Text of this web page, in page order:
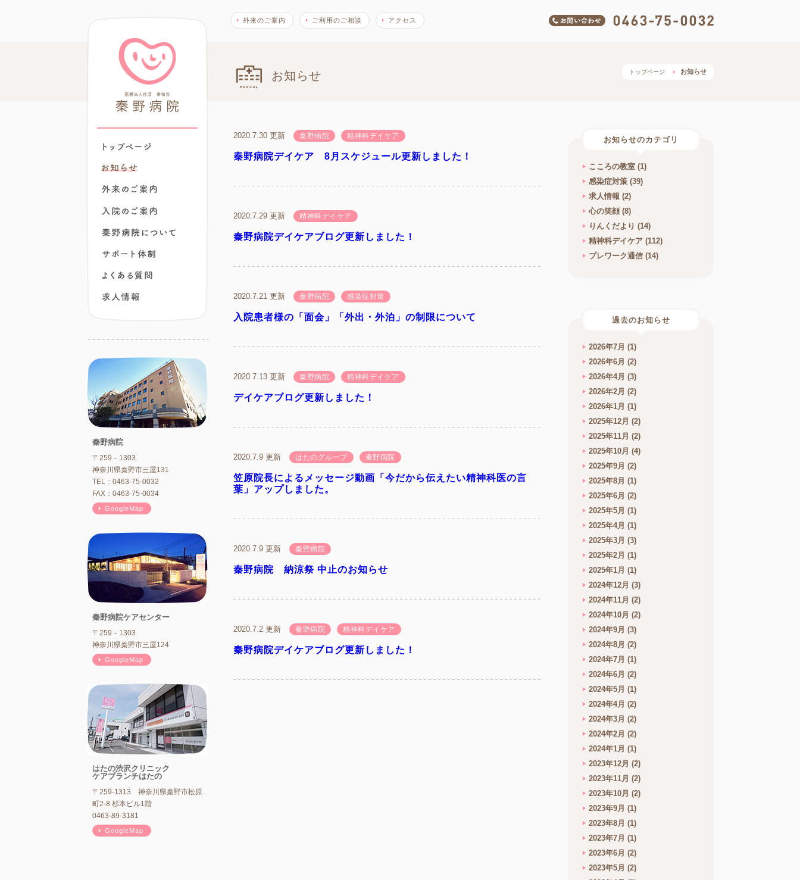
外来のご案内 ご利用のご相談 アクセス
秦野病院
〒259－1303
神奈川県秦野市三屋131
TEL：0463-75-0032
FAX：0463-75-0034
GoogleMap
秦野病院ケアセンター
〒259－1303
神奈川県秦野市三屋124
GoogleMap
はたの渋沢クリニック
ケアブランチはたの
〒259-1313 神奈川県秦野市松原
町2-8 杉本ビル1階
0463-89-3181
GoogleMap
お知らせ トップページ お知らせ
2020.7.30 更新 秦野病院 精神科デイケア
秦野病院デイケア 8月スケジュール更新しました！
2020.7.29 更新 精神科デイケア
秦野病院デイケアブログ更新しました！
2020.7.21 更新 秦野病院 感染症対策
入院患者様の「面会」「外出・外泊」の制限について
2020.7.13 更新 秦野病院 精神科デイケア
デイケアブログ更新しました！
2020.7.9 更新 はたのグループ 秦野病院
笠原院長によるメッセージ動画「今だから伝えたい精神科医の言
葉」アップしました。
2020.7.9 更新 秦野病院
秦野病院 納涼祭 中止のお知らせ
2020.7.2 更新 秦野病院 精神科デイケア
秦野病院デイケアブログ更新しました！
お知らせのカテゴリ
こころの教室 (1)
感染症対策 (39)
求人情報 (2)
心の笑顔(8)
りんくだより (14)
精神科デイケア (112)
プレワーク通信 (14)
過去のお知らせ
2026年7月 (1)
2026年6月 (2)
2026年4月 (3)
2026年2月 (2)
2026年1月 (1)
2025年12月 (2)
2025年11月 (2)
2025年10月 (4)
2025年9月 (2)
2025年8月 (1)
2025年6月 (2)
2025年5月 (1)
2025年4月 (1)
2025年3月 (3)
2025年2月 (1)
2025年1月 (1)
2024年12月 (3)
2024年11月 (2)
2024年10月 (2)
2024年9月 (3)
2024年8月 (2)
2024年7月 (1)
2024年6月 (2)
2024年5月 (1)
2024年4月 (2)
2024年3月 (2)
2024年2月 (2)
2024年1月 (1)
2023年12月 (2)
2023年11月 (2)
2023年10月 (2)
2023年9月 (1)
2023年8月 (1)
2023年7月 (1)
2023年6月 (2)
2023年5月 (2)